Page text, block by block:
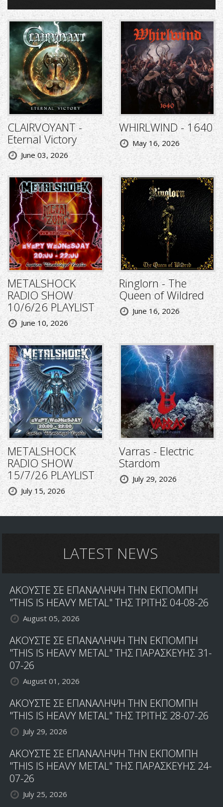
CLAIRVOYANT -
Eternal Victory
June 03, 2026
WHIRLWIND - 1640
May 16, 2026
METALSHOCK
RADIO SHOW
10/6/26 PLAYLIST
June 10, 2026
Ringlorn - The
Queen of Wildred
June 16, 2026
METALSHOCK
RADIO SHOW
15/7/26 PLAYLIST
July 15, 2026
Varras - Electric
Stardom
July 29, 2026
LATEST NEWS
ΑΚΟΥΣΤΕ ΣΕ ΕΠΑΝΑΛΗΨΗ ΤΗΝ ΕΚΠΟΜΠΗ
"THIS IS HEAVY METAL" ΤΗΣ ΤΡΙΤΗΣ 04-08-26
August 05, 2026
ΑΚΟΥΣΤΕ ΣΕ ΕΠΑΝΑΛΗΨΗ ΤΗΝ ΕΚΠΟΜΠΗ
"THIS IS HEAVY METAL" ΤΗΣ ΠΑΡΑΣΚΕΥΗΣ 31-
07-26
August 01, 2026
ΑΚΟΥΣΤΕ ΣΕ ΕΠΑΝΑΛΗΨΗ ΤΗΝ ΕΚΠΟΜΠΗ
"THIS IS HEAVY METAL" ΤΗΣ ΤΡΙΤΗΣ 28-07-26
July 29, 2026
ΑΚΟΥΣΤΕ ΣΕ ΕΠΑΝΑΛΗΨΗ ΤΗΝ ΕΚΠΟΜΠΗ
"THIS IS HEAVY METAL" ΤΗΣ ΠΑΡΑΣΚΕΥΗΣ 24-
07-26
July 25, 2026